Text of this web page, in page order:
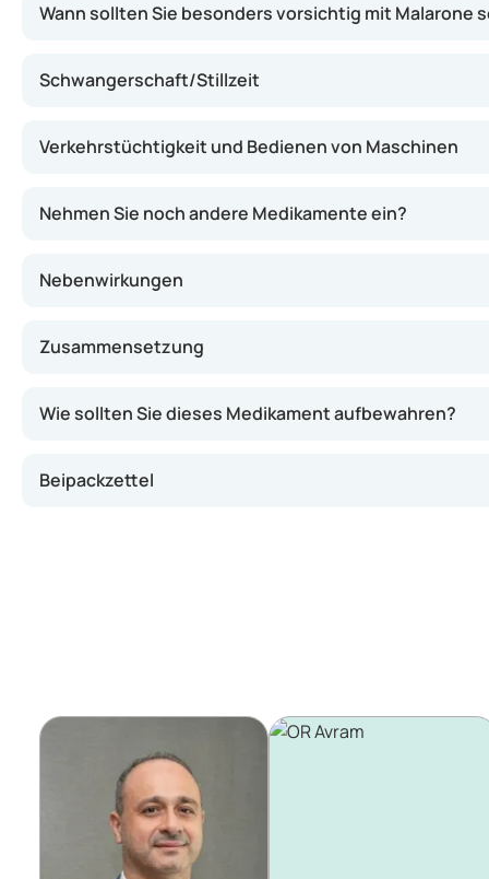
Wann sollten Sie besonders vorsichtig mit Malarone
Schwangerschaft/Stillzeit
Verkehrstüchtigkeit und Bedienen von Maschinen
Nehmen Sie noch andere Medikamente ein?
Nebenwirkungen
Zusammensetzung
Wie sollten Sie dieses Medikament aufbewahren?
Beipackzettel